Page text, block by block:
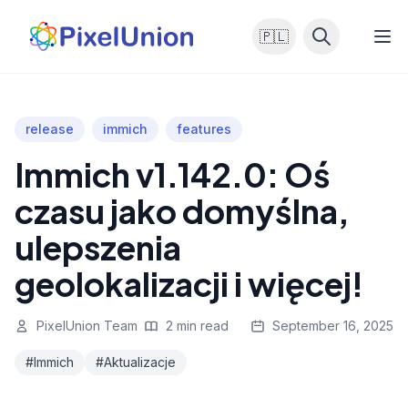
🇵🇱
release immich features
Immich v1.142.0: Oś
czasu jako domyślna,
ulepszenia
geolokalizacji i więcej!
PixelUnion Team 2 min read September 16, 2025
#Immich #Aktualizacje